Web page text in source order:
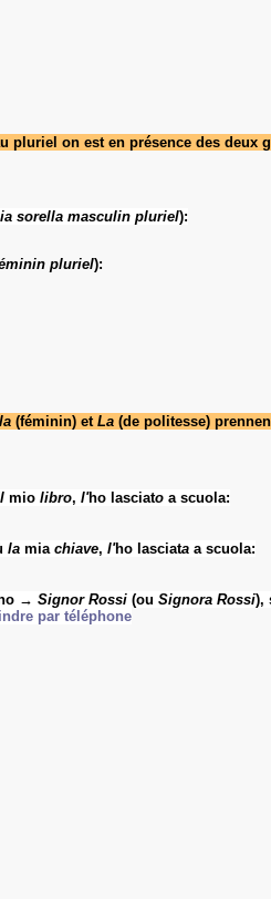
pluriel on est en présence des deux
sorella masculin pluriel):
pluriel):
la (féminin) et La (de politesse)
mio libro, l'ho lasciato a scuola:
la mia chiave, l'ho lasciata a scuola:
→ Signor Rossi (ou Signora Rossi),
par téléphone